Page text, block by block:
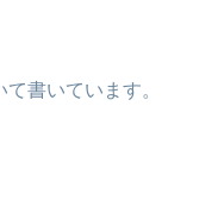
書いています。